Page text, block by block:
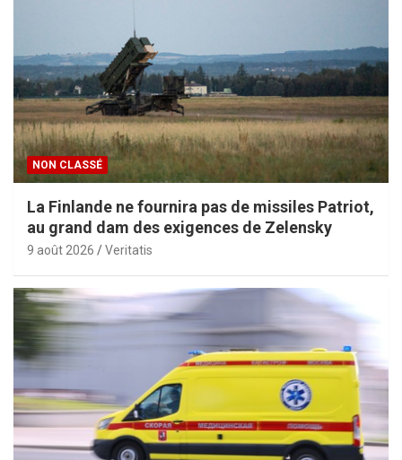
NON CLASSÉ
La Finlande ne fournira pas de missiles Patriot,
au grand dam des exigences de Zelensky
9 août 2026 Veritatis